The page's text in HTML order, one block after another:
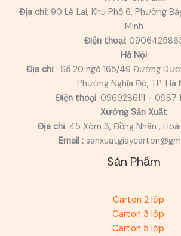
Địa chỉ: 90 Lê Lai, Khu Phố 6, Phường
Minh
Điện thoại:
Hà Nội
Địa chỉ: Số 20 ngõ 165/49 Đường
Phường Nghĩa Đô, TP. Hà
Điện thoại: 0969286111 - 0987
Xưởng Sản Xuất
Địa chỉ: 45 Xóm 3, Đồng Nhân ,
Email :
Sản Phẩm
Carton 2 lớp
Carton 3 lớp
Carton 5 lớp